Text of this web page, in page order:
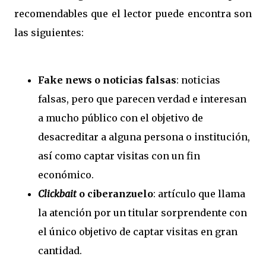
recomendables que el lector puede encontra son
las siguientes:
Fake news o noticias falsas: noticias
falsas, pero que parecen verdad e interesan
a mucho público con el objetivo de
desacreditar a alguna persona o institución,
así como captar visitas con un fin
económico.
Clickbait o ciberanzuelo: artículo que llama
la atención por un titular sorprendente con
el único objetivo de captar visitas en gran
cantidad.